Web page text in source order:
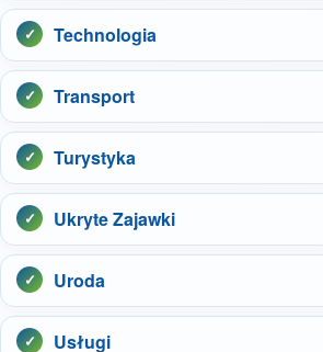
Technologia
Transport
Turystyka
Ukryte Zajawki
Uroda
Usługi